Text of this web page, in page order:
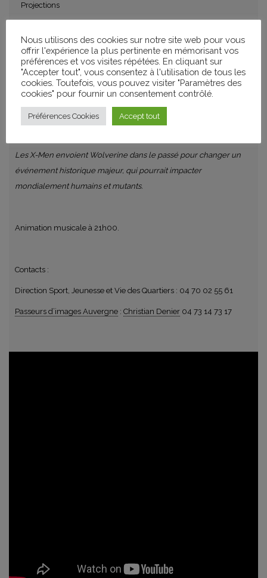
Projections
SÉANCE PLEIN AIR GRATUITE
PASSEURS D’IMAGES
Bryan Singer / USA, Royaume-Uni / 2014 / 2h12 / Action
Les X-Men envoient Wolverine dans le passé pour changer un
événement historique majeur, qui pourrait impacter
mondialement humains et mutants.
Animation musicale à 21h00.
Contacts :
Direction Sport, Jeunesse et Vie des Quartiers : 04 70 02 55 61
Passeurs d’images Auvergne : Christian Denier 04 73 14 73 17
Nous utilisons des cookies sur notre site web pour vous
offrir l'expérience la plus pertinente en mémorisant vos
préférences et vos visites répétées. En cliquant sur
"Accepter tout", vous consentez à l'utilisation de tous les
cookies. Toutefois, vous pouvez visiter "Paramètres des
cookies" pour fournir un consentement contrôlé.
Préférences Cookies Accept tout